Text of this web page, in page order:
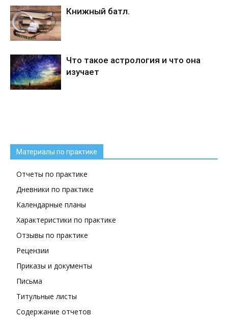
Книжный батл.
Что такое астрология и что она
изучает
Материалы по практике
Отчеты по практике
Дневники по практике
Календарные планы
Характеристики по практике
Отзывы по практике
Рецензии
Приказы и документы
Письма
Титульные листы
Содержание отчетов